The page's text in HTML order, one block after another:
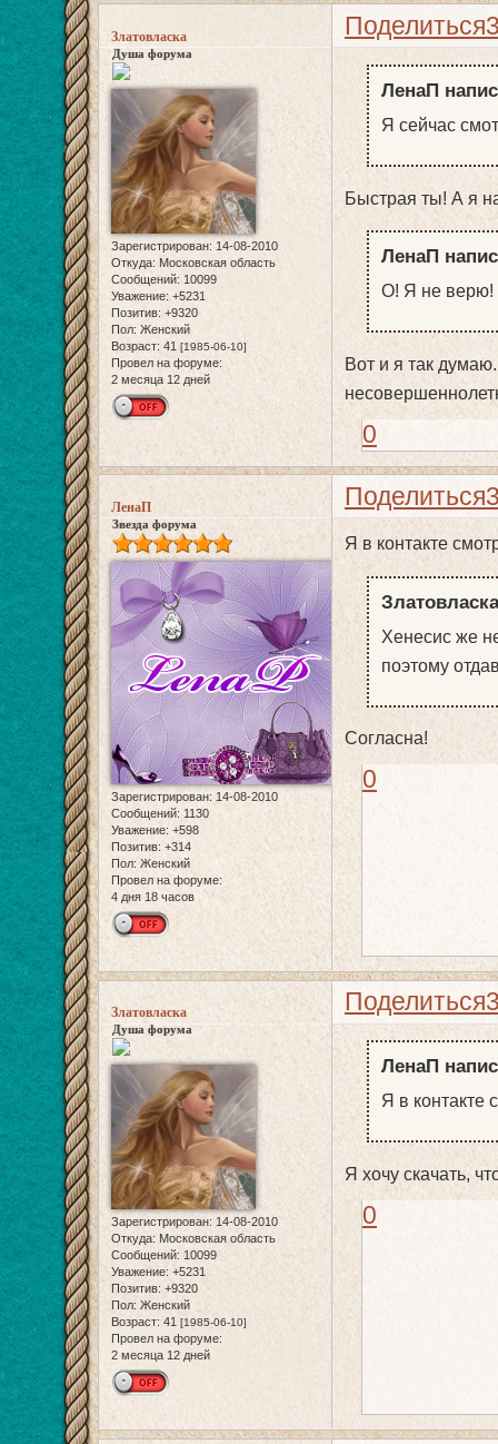
Поделиться
Златовласка
Душа форума
Зарегистрирован: 14-08-2010
Откуда: Московская область
Сообщений: 10099
Уважение: +5231
Позитив: +9320
Пол: Женский
Возраст: 41[1985-06-10]
Провел на форуме:
2 месяца 12 дней
ЛенаП
Я сейчас
Быстрая ты! А я
ЛенаП
О! Я не верю!
Вот и я так
0
Поделиться
ЛенаП
Звезда форума
Зарегистрирован: 14-08-2010
Сообщений: 1130
Уважение: +598
Позитив: +314
Пол: Женский
Провел на форуме:
4 дня 18 часов
Я в контакте
Хенесис же
поэтому
Согласна!
0
Поделиться
Златовласка
Душа форума
Зарегистрирован: 14-08-2010
Откуда: Московская область
Сообщений: 10099
Уважение: +5231
Позитив: +9320
Пол: Женский
Возраст: 41 [1985-06-10]
Провел на форуме:
2 месяца 12 дней
ЛенаП
Я в контакте
Я хочу скачать,
0